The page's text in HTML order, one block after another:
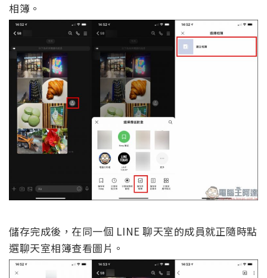
相簿。
儲存完成後，在同一個 LINE 聊天室的成員就正隨時點
選聊天室相簿查看圖片。